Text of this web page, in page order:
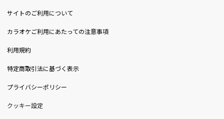
サイトのご利用について
カラオケご利用にあたっての注意事項
利用規約
特定商取引法に基づく表示
プライバシーポリシー
クッキー設定